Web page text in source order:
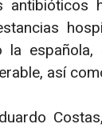
antibióticos
la
así